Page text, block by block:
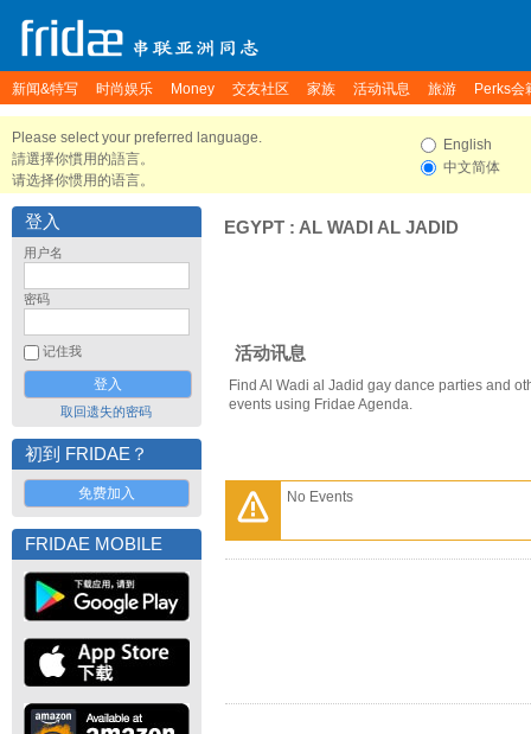
新闻&特写 时尚娱乐 Money 交友社区 家族 活动讯息 旅游 Perks会
Please select your preferred language.
請選擇你慣用的語言。
请选择你惯用的语言。
English
中文简体
登入
用户名
密码
记住我
取回遗失的密码
初到 FRIDAE？
免费加入
FRIDAE MOBILE
EGYPT : AL WADI AL JADID
活动讯息
Find Al Wadi al Jadid gay dance parties and
events using Fridae Agenda.
No Events